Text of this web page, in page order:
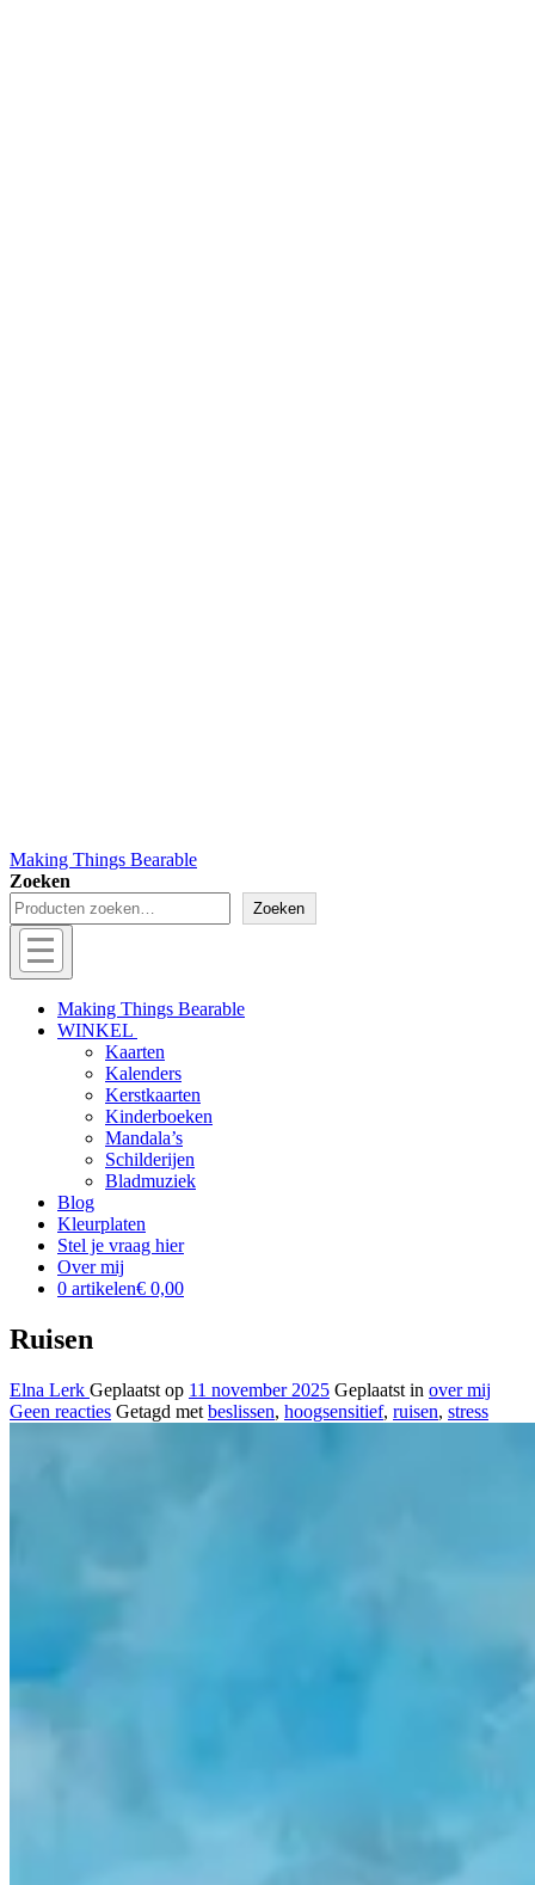
Making Things Bearable
Zoeken
Zoeken
Menu
Off
canvas
Making Things Bearable
WINKEL
Kaarten
Kalenders
Kerstkaarten
Kinderboeken
Mandala’s
Schilderijen
Bladmuziek
Blog
Kleurplaten
Stel je vraag hier
Over mij
0 artikelen€ 0,00
Ruisen
Elna Lerk Geplaatst op 11 november 2025 Geplaatst in over mij
Geen reacties Getagd met beslissen, hoogsensitief, ruisen, stress